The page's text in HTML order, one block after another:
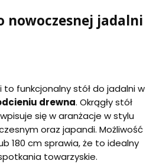
nowoczesnej jadalni
to funkcjonalny stół do jadalni w
drewna. Okrągły stół
się w aranżacje w stylu
oraz japandi. Możliwość
180 cm sprawia, że to idealny
towarzyskie.